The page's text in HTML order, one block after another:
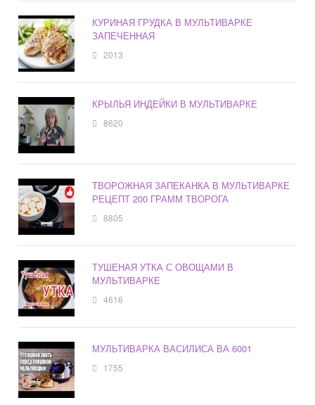
КУРИНАЯ ГРУДКА В МУЛЬТИВАРКЕ
ЗАПЕЧЕННАЯ
2013
КРЫЛЬЯ ИНДЕЙКИ В МУЛЬТИВАРКЕ
8620
ТВОРОЖНАЯ ЗАПЕКАНКА В МУЛЬТИВАРКЕ
РЕЦЕПТ 200 ГРАММ ТВОРОГА
8805
ТУШЕНАЯ УТКА С ОВОЩАМИ В
МУЛЬТИВАРКЕ
4616
МУЛЬТИВАРКА ВАСИЛИСА ВА 6001
1755